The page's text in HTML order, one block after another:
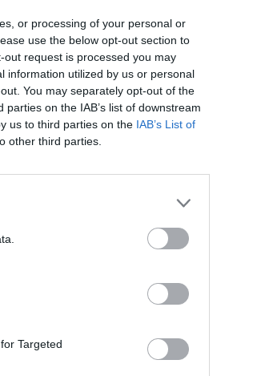
or processing of your personal or
use the below opt-out section to
request is processed you may
information utilized by us or personal
You may separately opt-out of the
on the IAB’s list of downstream
us to third parties on the IAB’s List of
other third parties.
Targeted
vadászik a szörnyekre az alacsony szintű
WhatsApp
Viber